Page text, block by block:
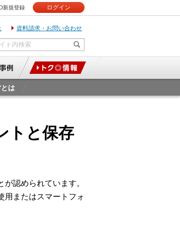
新規登録 ログイン
資料請求・お問い合わせ
は
トと保存
認められています。
用またはスマートフォ